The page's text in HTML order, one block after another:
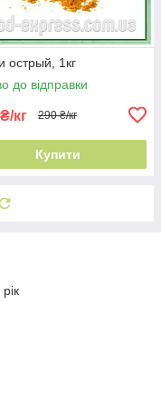
острый, 1кг
до відправки
₴/кг 290 ₴/кг
Купити